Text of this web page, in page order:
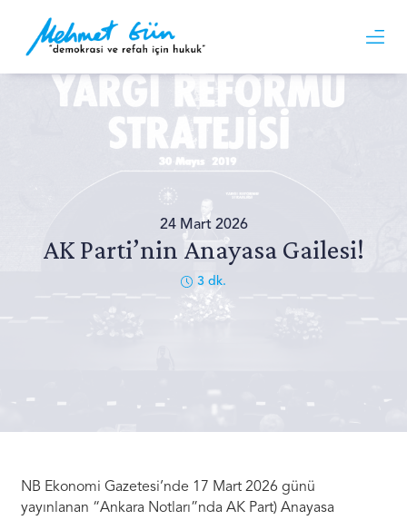
24 Mart 2026
AK Parti’nin Anayasa Gailesi!
3 dk.
NB Ekonomi Gazetesi’nde 17 Mart 2026 günü
yayınlanan “Ankara Notları”nda AK Part) Anayasa